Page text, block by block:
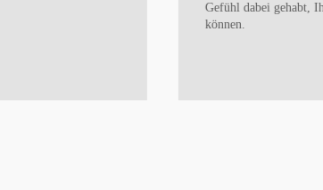
Gefühl dabei gehabt, Ihnen voll und ganz vertrauen zu